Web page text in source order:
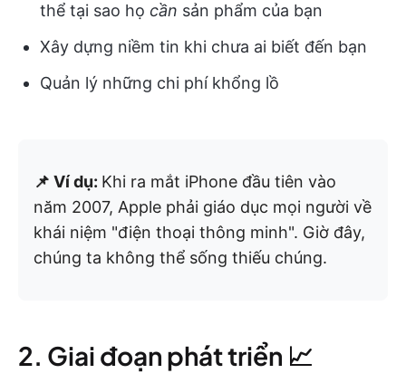
thể tại sao họ cần sản phẩm của bạn
Xây dựng niềm tin khi chưa ai biết đến bạn
Quản lý những chi phí khổng lồ
📌 Ví dụ: Khi ra mắt iPhone đầu tiên vào
năm 2007, Apple phải giáo dục mọi người về
khái niệm "điện thoại thông minh". Giờ đây,
chúng ta không thể sống thiếu chúng.
2. Giai đoạn phát triển 📈